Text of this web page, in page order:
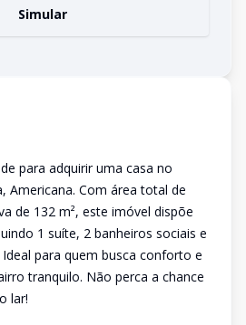
Simular
para adquirir uma casa no
Americana. Com área total de
de 132 m², este imóvel dispõe
1 suíte, 2 banheiros sociais e
para quem busca conforto e
tranquilo. Não perca a chance
lar!